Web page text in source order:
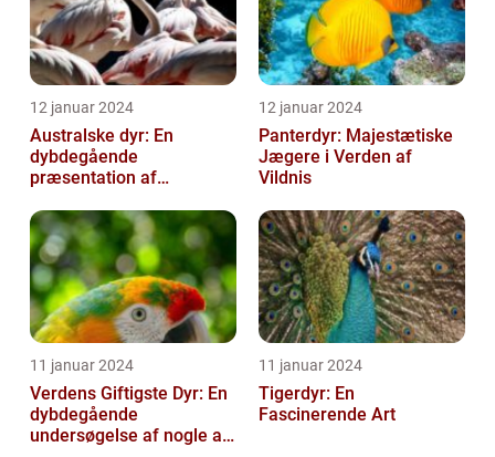
12 januar 2024
Australske dyr: En
dybdegående
præsentation af
12 januar 2024
Panterdyr: Majestætiske
Jægere i Verden af
Vildnis
11 januar 2024
Verdens Giftigste Dyr: En
dybdegående
undersøgelse af nogle af
11 januar 2024
Tigerdyr: En
Fascinerende Art